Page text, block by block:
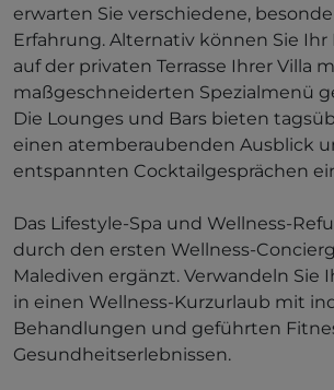
erwarten Sie verschiedene,
Erfahrung. Alternativ können Sie Ihr
auf der privaten Terrasse Ihrer Villa
maßgeschneiderten Spezialmenü
Die Lounges und Bars bieten
einen atemberaubenden Ausblick
entspannten Cocktailgesprächen
Das Lifestyle-Spa und Wellness-
durch den ersten Wellness-
Malediven ergänzt. Verwandeln Sie
in einen Wellness-Kurzurlaub mit
Behandlungen und geführten
Gesundheitserlebnissen.